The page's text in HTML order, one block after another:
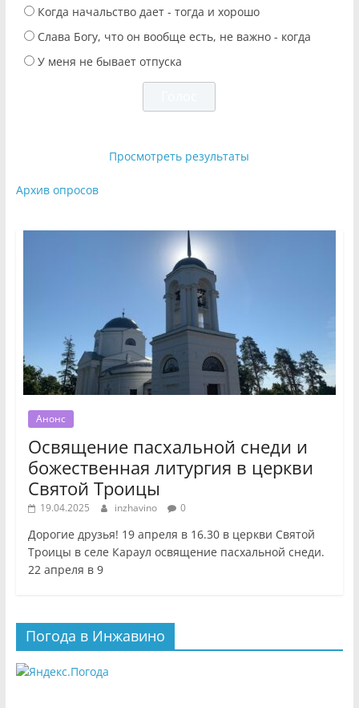
Когда начальство дает - тогда и хорошо
Слава Богу, что он вообще есть, не важно - когда
У меня не бывает отпуска
Просмотреть результаты
Архив опросов
Анонс
Освящение пасхальной снеди и
божественная литургия в церкви
Святой Троицы
19.04.2025 inzhavino 0
Дорогие друзья! 19 апреля в 16.30 в церкви Святой
Троицы в селе Караул освящение пасхальной снеди.
22 апреля в 9
Погода в Инжавино